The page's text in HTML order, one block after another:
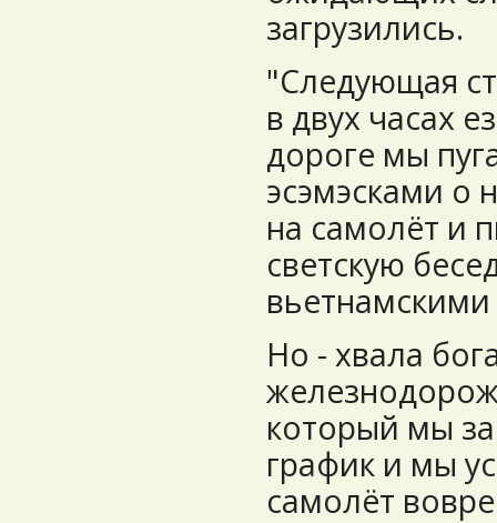
загрузились.
"Следующая
в двух часах
дороге мы
эсэмэсками о
на самолёт и
светскую
Но - хвала
который мы
график и мы
самолёт